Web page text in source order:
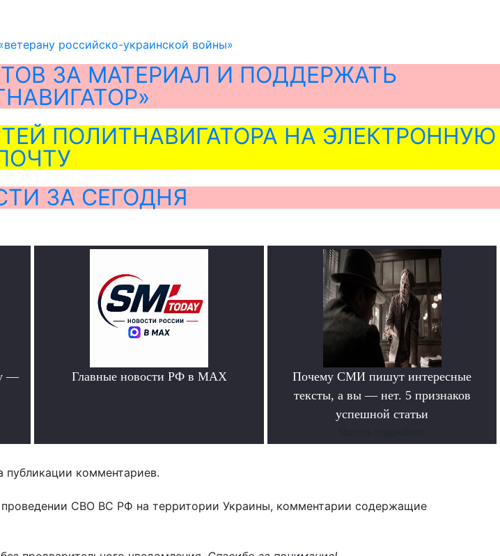
российско-украинской войны»
ЗА МАТЕРИАЛ И ПОДДЕРЖАТЬ
ПОЛИТНАВИГАТОРА НА ЭЛЕКТРОННУЮ
ЗА СЕГОДНЯ
—
Главные новости РФ в MAX
Почему СМИ пишут интересные
тексты, а вы — нет. 5 признаков
успешной статьи
комментариев.
СВО ВС РФ на территории Украины, комментарии содержащие